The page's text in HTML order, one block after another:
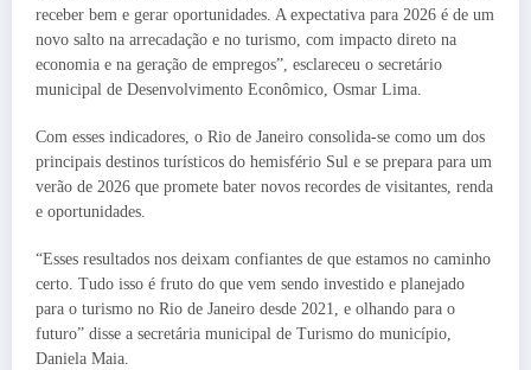
receber bem e gerar oportunidades. A expectativa para 2026 é de um
novo salto na arrecadação e no turismo, com impacto direto na
economia e na geração de empregos”, esclareceu o secretário
municipal de Desenvolvimento Econômico, Osmar Lima.
Com esses indicadores, o Rio de Janeiro consolida-se como um dos
principais destinos turísticos do hemisfério Sul e se prepara para um
verão de 2026 que promete bater novos recordes de visitantes, renda
e oportunidades.
“Esses resultados nos deixam confiantes de que estamos no caminho
certo. Tudo isso é fruto do que vem sendo investido e planejado
para o turismo no Rio de Janeiro desde 2021, e olhando para o
futuro” disse a secretária municipal de Turismo do município,
Daniela Maia.